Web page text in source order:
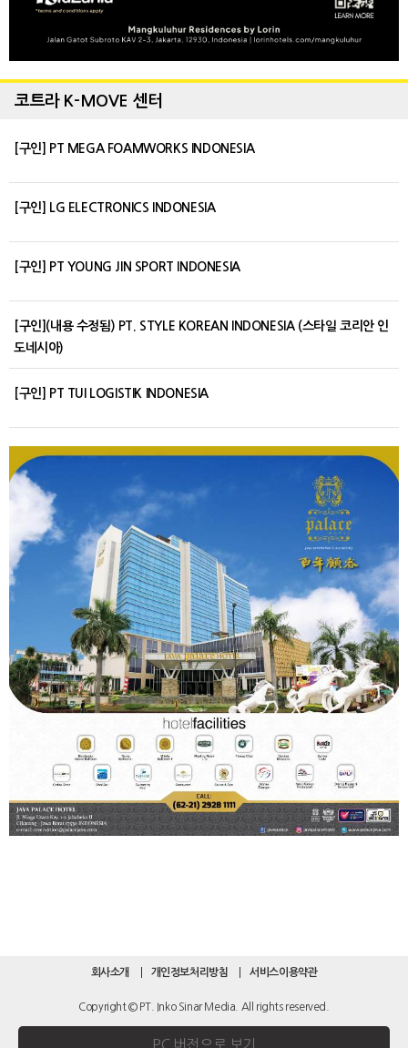
코트라 K-MOVE 센터
[구인] PT MEGA FOAMWORKS INDONESIA
[구인] LG ELECTRONICS INDONESIA
[구인] PT YOUNG JIN SPORT INDONESIA
[구인](내용 수정됨) PT. STYLE KOREAN INDONESIA (스타일 코리안 인
도네시아)
[구인] PT TUI LOGISTIK INDONESIA
회사소개 개인정보처리방침 서비스이용약관
Copyright © PT. Inko Sinar Media. All rights reserved.
PC 버전으로 보기